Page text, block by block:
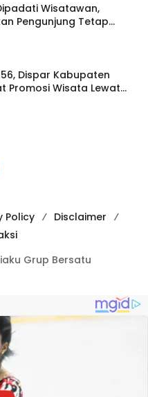
Wisatawan,
Pengunjung Tetap
Dispar Kabupaten
Promosi Wisata Lewat
Policy
Disclaimer
Grup Bersatu